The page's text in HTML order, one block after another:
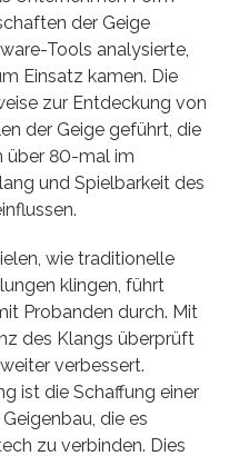
der Geige
Tools analysierte,
Einsatz kamen. Die
zur Entdeckung von
der Geige geführt, die
über 80-mal im
und Spielbarkeit des
wie traditionelle
klingen, führt
Probanden durch. Mit
des Klangs überprüft
verbessert.
ist die Schaffung einer
die es
zu verbinden. Dies